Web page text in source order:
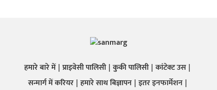
हमारे बारे में प्राइवेसी पालिसी कुकी पालिसी कांटेक्ट उस
सन्मार्ग में करियर हमारे साथ बिज्ञापन इतर इनफार्मेशन